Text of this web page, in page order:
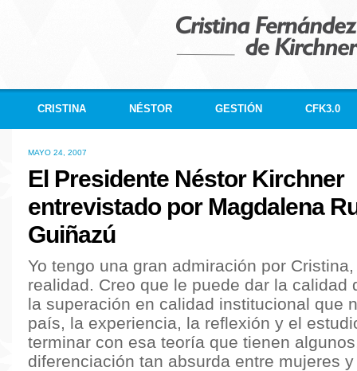
CRISTINA NÉSTOR GESTIÓN CFK3.0
MAYO 24, 2007
El Presidente Néstor Kirchner
entrevistado por Magdalena
Guiñazú
Yo tengo una gran admiración por
realidad. Creo que le puede dar la calidad
la superación en calidad institucional que
país, la experiencia, la reflexión y el
terminar con esa teoría que tienen
diferenciación tan absurda entre mujeres